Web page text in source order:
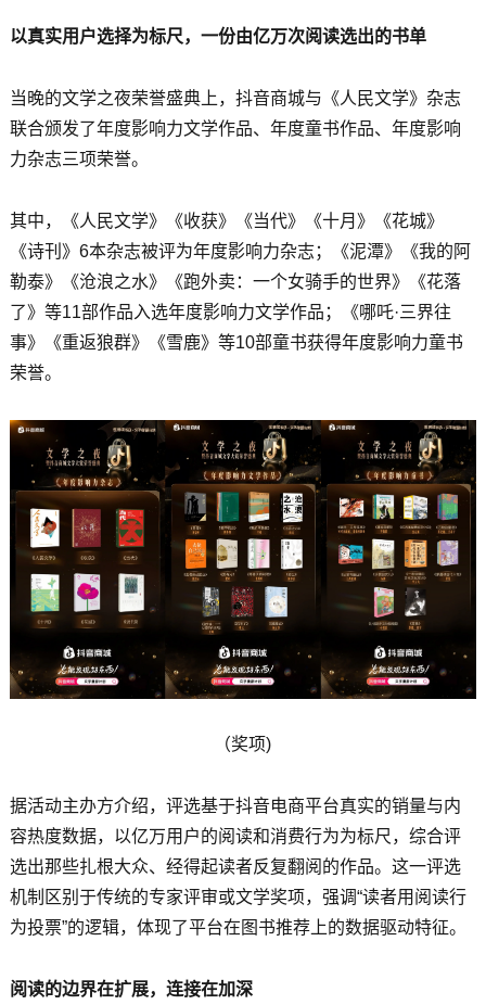
以真实用户选择为标尺，一份由亿万次阅读选出的书单
当晚的文学之夜荣誉盛典上，抖音商城与《人民文学》杂志
联合颁发了年度影响力文学作品、年度童书作品、年度影响
力杂志三项荣誉。
其中，《人民文学》《收获》《当代》《十月》《花城》
《诗刊》6本杂志被评为年度影响力杂志；《泥潭》《我的阿
勒泰》《沧浪之水》《跑外卖：一个女骑手的世界》《花落
了》等11部作品入选年度影响力文学作品；《哪吒·三界往
事》《重返狼群》《雪鹿》等10部童书获得年度影响力童书
荣誉。
（奖项)
据活动主办方介绍，评选基于抖音电商平台真实的销量与内
容热度数据，以亿万用户的阅读和消费行为为标尺，综合评
选出那些扎根大众、经得起读者反复翻阅的作品。这一评选
机制区别于传统的专家评审或文学奖项，强调“读者用阅读行
为投票”的逻辑，体现了平台在图书推荐上的数据驱动特征。
阅读的边界在扩展，连接在加深